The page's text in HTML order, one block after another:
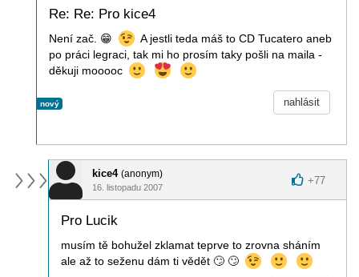
Re: Re: Pro kice4
Není zač. 😁
A jestli teda máš to CD Tucatero aneb
po práci legraci, tak mi ho prosím taky pošli na maila -
děkuji mooooc
nový nahlásit
kice4 (anonym)
16. listopadu 2007
+77
Pro Lucik
musím tě bohužel zklamat teprve to zrovna sháním
ale až to seženu dám ti vědět 🙄 🙄